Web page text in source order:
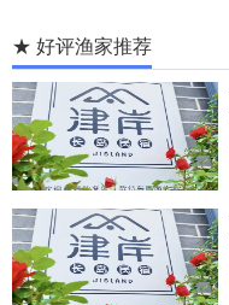
★ 好评渔家推荐